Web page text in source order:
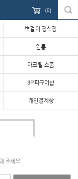
(0)
벽걸이 장식장
원통
아크릴 소품
3P피규어샵
개인결제창
주세요.